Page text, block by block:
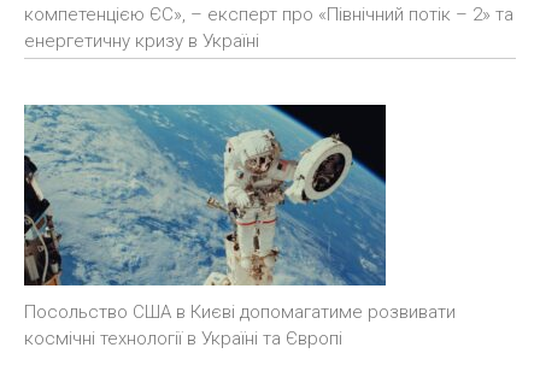
компетенцією ЄС», – експерт про «Північний потік – 2» та
енергетичну кризу в Україні
Посольство США в Києві допомагатиме розвивати
космічні технології в Україні та Європі